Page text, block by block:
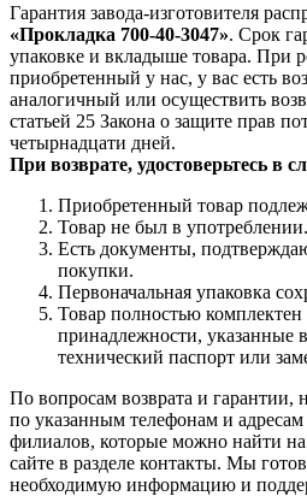
Гарантия завода-изготовителя
«Прокладка 700-40-3047». Срок
упаковке и вкладыше товара. При
приобретенный у нас, у вас есть
аналогичный или осуществить
статьей 25 Закона о защите прав
четырнадцати дней.
При возврате, удостоверьтесь в
Приобретенный товар
Товар не был в употреблении.
Есть документы,
покупки.
Первоначальная упаковка
Товар полностью
принадлежности, указанные
технический паспорт или
По вопросам возврата и гарантии,
по указанным телефонам и
филиалов, которые можно найти
сайте в разделе контакты. Мы
необходимую информацию и